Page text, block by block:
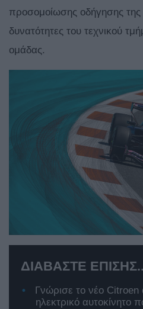
προσομοίωσης οδήγησης της
δυνατότητες του τεχνικού
ομάδας.
ΔΙΑΒΑΣΤΕ
Γνώρισε το νέο Citroen
ηλεκτρικό αυτοκίνητο